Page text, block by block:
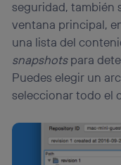
seguridad, también
ventana principal,
una lista del
snapshotspara
Puedes elegir un
seleccionar todo el